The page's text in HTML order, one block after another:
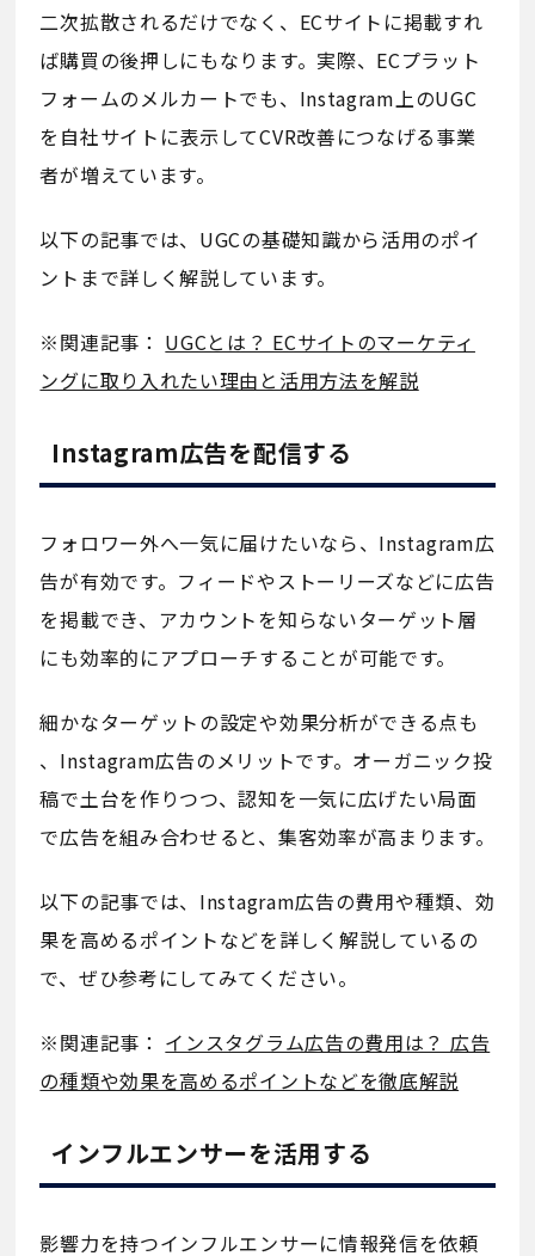
二次拡散されるだけでなく、ECサイトに掲載すれ
ば購買の後押しにもなります。実際、ECプラット
フォームのメルカートでも、Instagram上のUGC
を自社サイトに表示してCVR改善につなげる事業
者が増えています。
以下の記事では、UGCの基礎知識から活用のポイ
ントまで詳しく解説しています。
※関連記事： UGCとは？ ECサイトのマーケティ
ングに取り入れたい理由と活用方法を解説
Instagram広告を配信する
フォロワー外へ一気に届けたいなら、Instagram広
告が有効です。フィードやストーリーズなどに広告
を掲載でき、アカウントを知らないターゲット層
にも効率的にアプローチすることが可能です。
細かなターゲットの設定や効果分析ができる点も
、Instagram広告のメリットです。オーガニック投
稿で土台を作りつつ、認知を一気に広げたい局面
で広告を組み合わせると、集客効率が高まります。
以下の記事では、Instagram広告の費用や種類、効
果を高めるポイントなどを詳しく解説しているの
で、ぜひ参考にしてみてください。
※関連記事： インスタグラム広告の費用は？ 広告
の種類や効果を高めるポイントなどを徹底解説
インフルエンサーを活用する
影響力を持つインフルエンサーに情報発信を依頼